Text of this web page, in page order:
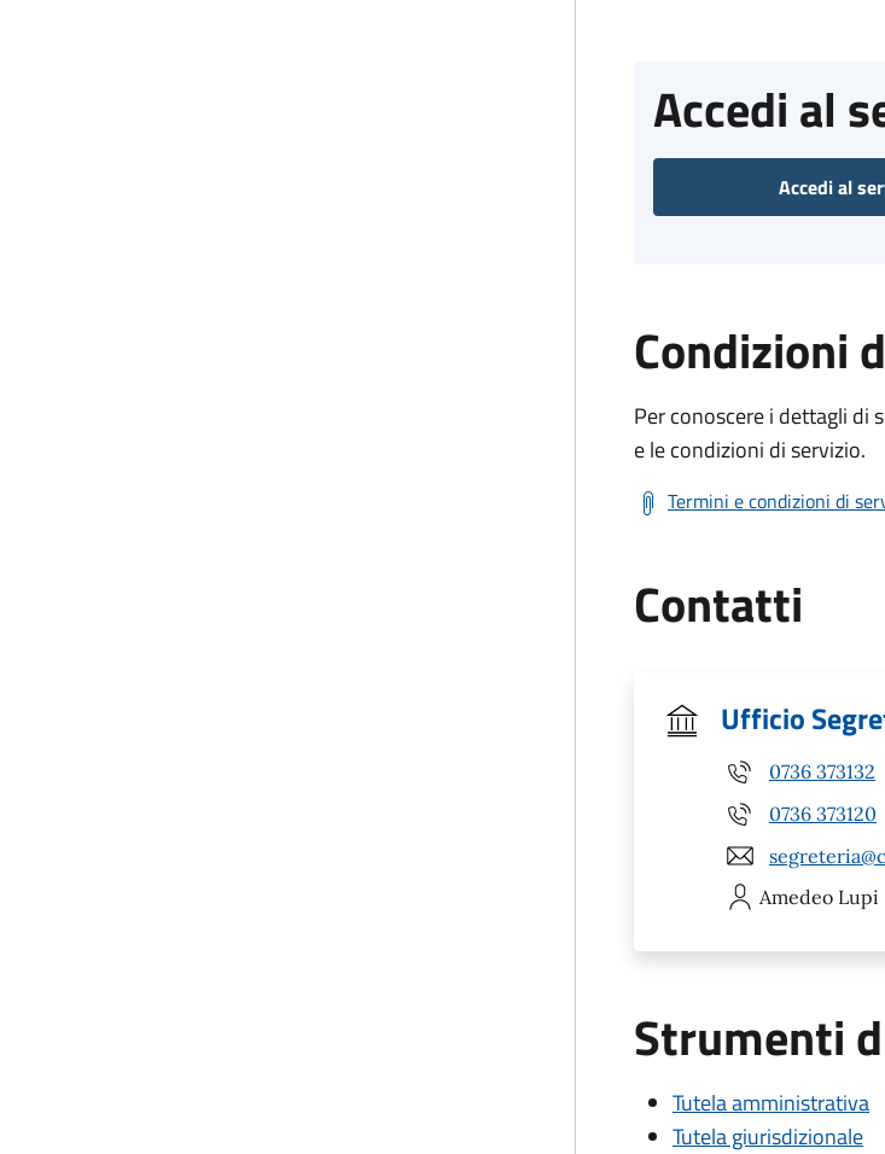
Accedi al
Accedi al
Condizioni
Per conoscere i dettagli di
e le condizioni di servizio.
Termini e condizioni di
Contatti
Ufficio
0736 373132
0736 373120
Amedeo Lupi
Strumenti
Tutela amministrativa
Tutela giurisdizionale